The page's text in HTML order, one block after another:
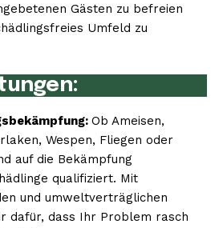
Gästen zu befreien
Umfeld zu
Ob Ameisen,
Wespen, Fliegen oder
auf die Bekämpfung
qualifiziert. Mit
und umweltverträglichen
dafür, dass Ihr Problem rasch